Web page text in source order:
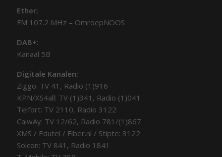
Ether;
FM 107.2 MHz – OmroepNOOS
DAB+:
Kanaal 5B
Digitale Kanalen:
Ziggo: TV 41, Radio (1)916
KPN/XS4all: TV (1)341, Radio (1)041
Telfort: TV 2110, Radio 3122
CaiwAy: TV 12/62, Radio 781/(1)867
XMS / Edutel / Fiber.nl / Stipte: 3122
Solcon: TV 841, Radio 1841